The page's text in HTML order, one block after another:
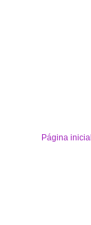
Página inicial